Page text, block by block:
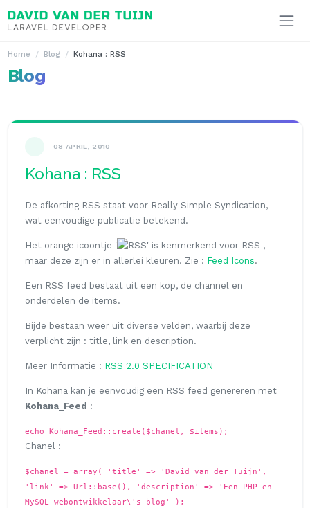
Ga naar inhoud
Home Blog Kohana : RSS
Blog
08 APRIL, 2010
Kohana : RSS
De afkorting RSS staat voor Really Simple Syndication,
wat eenvoudige publicatie betekend.
Het orange icoontje '
' is kenmerkend voor RSS ,
maar deze zijn er in allerlei kleuren. Zie : Feed Icons.
Een RSS feed bestaat uit een kop, de channel en
onderdelen de items.
Bijde bestaan weer uit diverse velden, waarbij deze
verplicht zijn : title, link en description.
Meer Informatie : RSS 2.0 SPECIFICATION
In Kohana kan je eenvoudig een RSS feed genereren met
Kohana_Feed :
echo Kohana_Feed::create($chanel, $items);
Chanel :
$chanel = array( 'title' => 'David van der Tuijn',
'link' => Url::base(), 'description' => 'Een PHP en
MySQL webontwikkelaar\'s blog' );